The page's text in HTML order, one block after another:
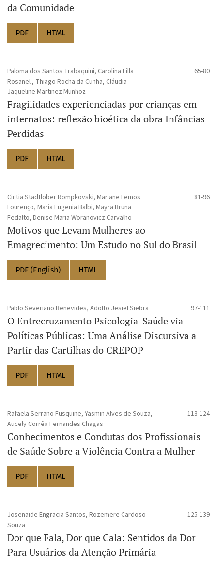
da Comunidade
PDF HTML
Paloma dos Santos Trabaquini, Carolina Filla
Rosaneli, Thiago Rocha da Cunha, Cláudia
Jaqueline Martinez Munhoz
65-80
Fragilidades experienciadas por crianças em
internatos: reflexão bioética da obra Infâncias
Perdidas
PDF HTML
Cintia Stadtlober Rompkovski, Mariane Lemos
Lourenço, María Eugenia Balbi, Mayra Bruna
Fedalto, Denise Maria Woranovicz Carvalho
81-96
Motivos que Levam Mulheres ao
Emagrecimento: Um Estudo no Sul do Brasil
PDF (English) HTML
Pablo Severiano Benevides, Adolfo Jesiel Siebra 97-111
O Entrecruzamento Psicologia-Saúde via
Políticas Públicas: Uma Análise Discursiva a
Partir das Cartilhas do CREPOP
PDF HTML
Rafaela Serrano Fusquine, Yasmin Alves de Souza,
Aucely Corrêa Fernandes Chagas
113-124
Conhecimentos e Condutas dos Profissionais
de Saúde Sobre a Violência Contra a Mulher
PDF HTML
Josenaide Engracia Santos, Rozemere Cardoso
Souza
125-139
Dor que Fala, Dor que Cala: Sentidos da Dor
Para Usuários da Atenção Primária